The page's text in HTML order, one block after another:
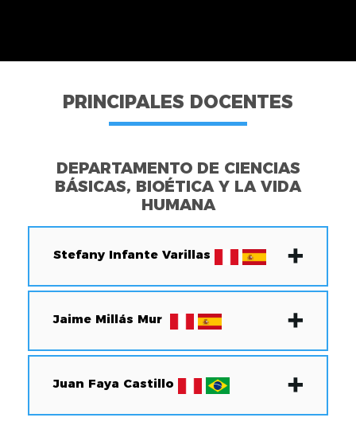
PRINCIPALES DOCENTES
DEPARTAMENTO DE CIENCIAS
BÁSICAS, BIOÉTICA Y LA VIDA
HUMANA
Stefany Infante Varillas
Jaime Millás Mur
Juan Faya Castillo